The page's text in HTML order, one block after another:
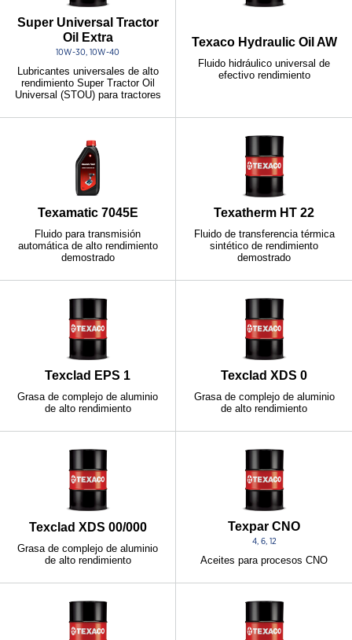
Super Universal Tractor
Oil Extra
10W-30, 10W-40
Lubricantes universales de alto
rendimiento Super Tractor Oil
Universal (STOU) para tractores
Texaco Hydraulic Oil AW
Fluido hidráulico universal de
efectivo rendimiento
Texamatic 7045E
Fluido para transmisión
automática de alto rendimiento
demostrado
Texatherm HT 22
Fluido de transferencia térmica
sintético de rendimiento
demostrado
Texclad EPS 1
Grasa de complejo de aluminio
de alto rendimiento
Texclad XDS 0
Grasa de complejo de aluminio
de alto rendimiento
Texclad XDS 00/000
Grasa de complejo de aluminio
de alto rendimiento
Texpar CNO
4, 6, 12
Aceites para procesos CNO